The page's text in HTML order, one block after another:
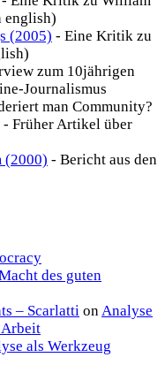
english)
(2005) - Eine Kritik zu
zum 10jährigen
Journalismus
man Community?
- Früher Artikel über
(2000) - Bericht aus den
des guten
– Scarlatti onAnalyse
als Werkzeug